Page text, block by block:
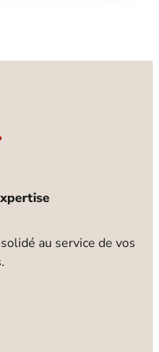
au service de vos